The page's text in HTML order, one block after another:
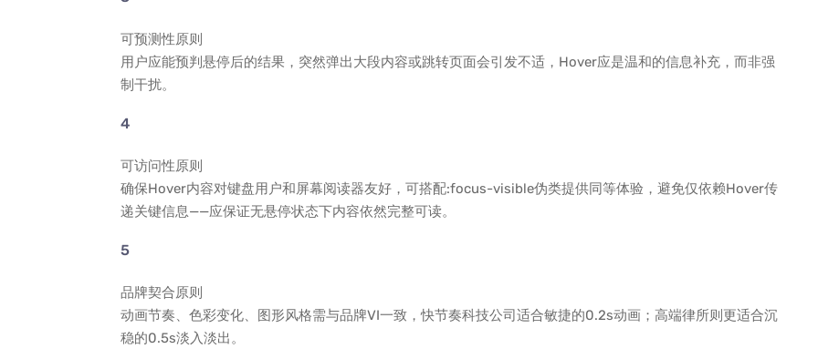
可预测性原则
用户应能预判悬停后的结果，突然弹出大段内容或跳转页面会引发不适，Hover应是温和的信息补充，而非强
制干扰。
可访问性原则
确保Hover内容对键盘用户和屏幕阅读器友好，可搭配:focus-visible伪类提供同等体验，避免仅依赖Hover传
递关键信息——应保证无悬停状态下内容依然完整可读。
品牌契合原则
动画节奏、色彩变化、图形风格需与品牌VI一致，快节奏科技公司适合敏捷的0.2s动画；高端律所则更适合沉
稳的0.5s淡入淡出。